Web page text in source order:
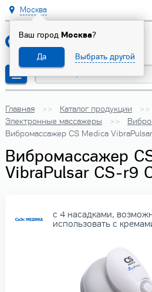
Москва
Ваш город Москва?
Да Выбрать другой
Главная
Каталог продукции
Электронные массажеры
Вибромассажер CS Medica
Вибромассажер
VibraPulsar CS-r9
с 4 насадками,
использовать с